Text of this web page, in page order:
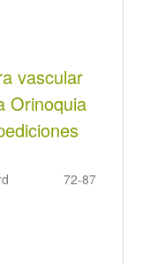
vascular
Orinoquia
72-87